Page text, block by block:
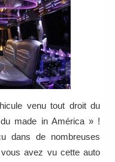
venu tout droit du
made in América » !
dans de nombreuses
avez vu cette auto